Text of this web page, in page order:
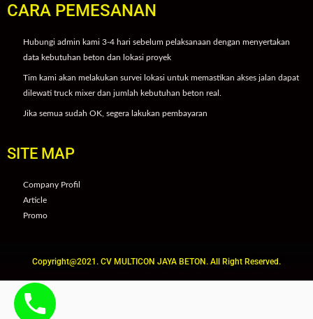
CARA PEMESANAN
Hubungi admin kami 3-4 hari sebelum pelaksanaan dengan menyertakan
data kebutuhan beton dan lokasi proyek
Tim kami akan melakukan survei lokasi untuk memastikan akses jalan dapat
dilewati truck mixer dan jumlah kebutuhan beton real.
Jika semua sudah OK, segera lakukan pembayaran
SITE MAP
Company Profil
Article
Promo
Copyright@2021. CV MULTICON JAYA BETON. All Right Reserved.